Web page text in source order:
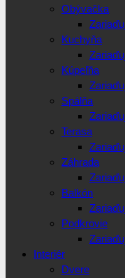
Obývačka
Kuchyňa
Kúpeľňa
Spálňa
Terasa
Záhrada
Balkón
Podkrovie
Interiér
Dvere